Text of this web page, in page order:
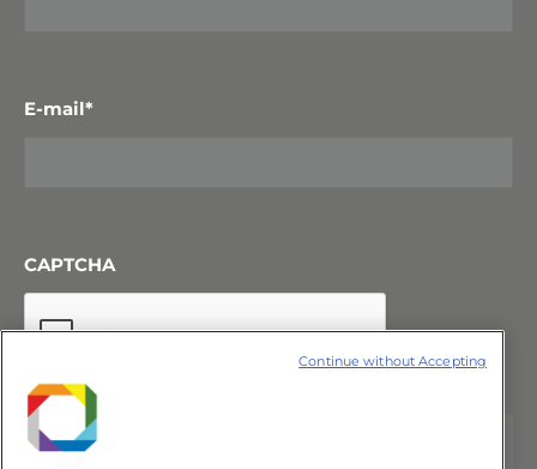
E-mail*
CAPTCHA
Continue without Accepting